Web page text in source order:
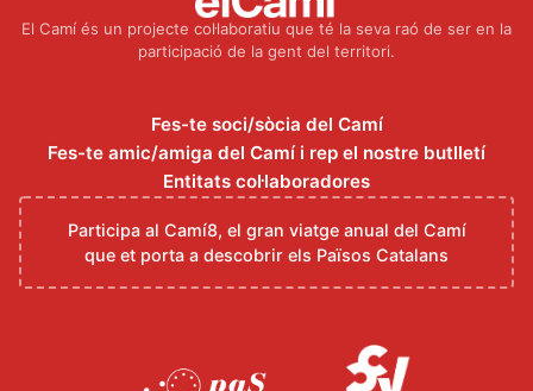
El Camí és un projecte col·laboratiu que té la seva raó de ser en la
participació de la gent del territori.
Fes-te soci/sòcia del Camí
Fes-te amic/amiga del Camí i rep el nostre butlletí
Entitats col·laboradores
Participa al Camí8, el gran viatge anual del Camí
que et porta a descobrir els Països Catalans